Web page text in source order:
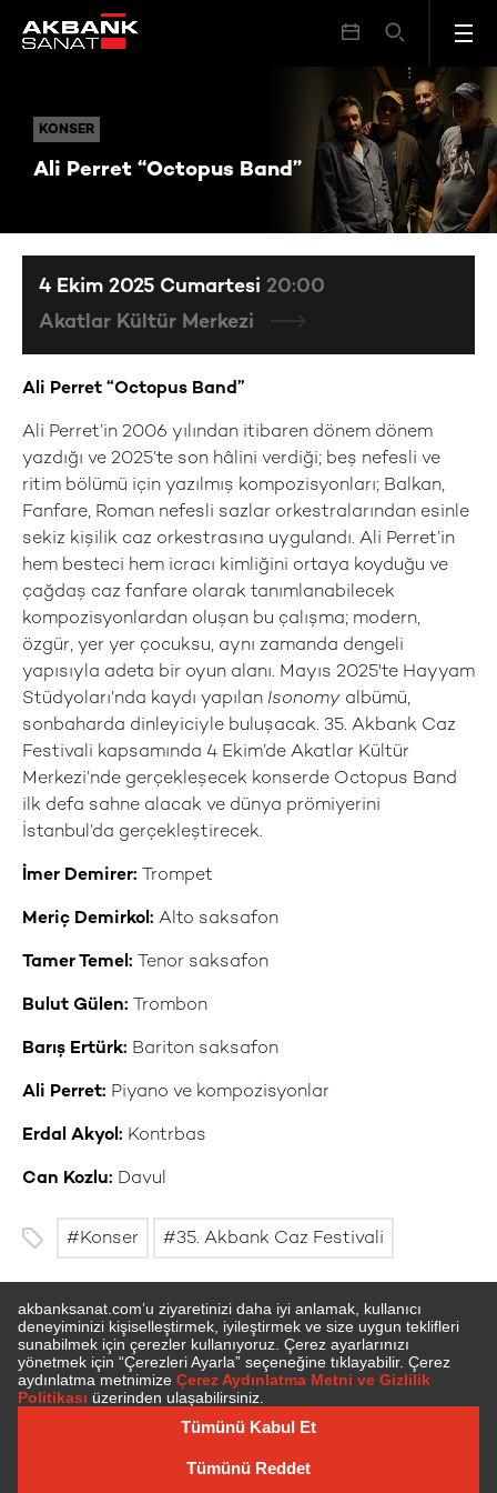
KONSER
Ali Perret “Octopus Band”
KONSER Ali Perret “Octopus Band”
Ali Perret “Octopus Band”
Ali Perret’in 2006 yılından itibaren dönem dönem
yazdığı ve 2025’te son hâlini verdiği; beş nefesli ve
ritim bölümü için yazılmış kompozisyonları; Balkan,
Fanfare, Roman nefesli sazlar orkestralarından esinle
sekiz kişilik caz orkestrasına uygulandı. Ali Perret’in
hem besteci hem icracı kimliğini ortaya koyduğu ve
çağdaş caz fanfare olarak tanımlanabilecek
kompozisyonlardan oluşan bu çalışma; modern,
özgür, yer yer çocuksu, aynı zamanda dengeli
yapısıyla adeta bir oyun alanı. Mayıs 2025'te Hayyam
Stüdyoları’nda kaydı yapılan Isonomy albümü,
sonbaharda dinleyiciyle buluşacak. 35. Akbank Caz
Festivali kapsamında 4 Ekim’de Akatlar Kültür
Merkezi’nde gerçekleşecek konserde Octopus Band
ilk defa sahne alacak ve dünya prömiyerini
İstanbul’da gerçekleştirecek.
İmer Demirer: Trompet
Meriç Demirkol: Alto saksafon
Tamer Temel: Tenor saksafon
Bulut Gülen: Trombon
Barış Ertürk: Bariton saksafon
Ali Perret: Piyano ve kompozisyonlar
Erdal Akyol: Kontrbas
Can Kozlu: Davul
Konser 35. Akbank Caz Festivali
4 Ekim 2025 Cumartesi 20:00
Akatlar Kültür Merkezi